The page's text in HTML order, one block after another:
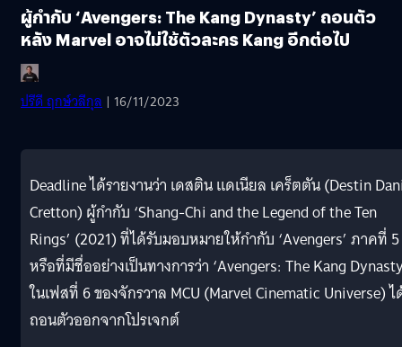
ผู้กำกับ ‘Avengers: The Kang Dynasty’ ถอนตัว
หลัง Marvel อาจไม่ใช้ตัวละคร Kang อีกต่อไป
ปรีดี ฤกษ์วลีกุล | 16/11/2023
Deadline ได้รายงานว่า เดสติน แดเนียล เคร็ตตัน (Destin
Cretton) ผู้กำกับ ‘Shang-Chi and the Legend of the Ten
Rings’ (2021) ที่ได้รับมอบหมายให้กำกับ ‘Avengers’ ภาคที่ 5
หรือที่มีชื่ออย่างเป็นทางการว่า ‘Avengers: The Kang
ในเฟสที่ 6 ของจักรวาล MCU (Marvel Cinematic Universe)
ถอนตัวออกจากโปรเจกต์